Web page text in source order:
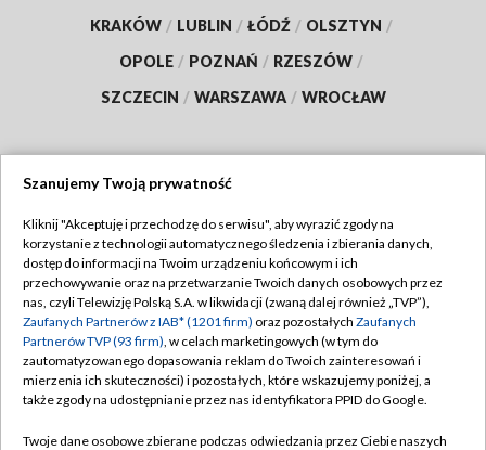
KRAKÓW / LUBLIN / ŁÓDŹ / OLSZTYN /
OPOLE / POZNAŃ / RZESZÓW /
SZCZECIN / WARSZAWA / WROCŁAW
TVP
Abonament TVP
Emisja w TVP
Centrum informacji TVP
Naziemna Telewizja Cyfrowa
Regulamin TVP
Polityka prywatności
Moje zgody
Pomoc
Szanujemy Twoją prywatność
Kliknij "Akceptuję i przechodzę do serwisu", aby wyrazić zgody na
korzystanie z technologii automatycznego śledzenia i zbierania danych,
dostęp do informacji na Twoim urządzeniu końcowym i ich
przechowywanie oraz na przetwarzanie Twoich danych osobowych przez
nas, czyli Telewizję Polską S.A. w likwidacji (zwaną dalej również „TVP”),
Zaufanych Partnerów z IAB* (1201 firm) oraz pozostałych Zaufanych
Partnerów TVP (93 firm), w celach marketingowych (w tym do
zautomatyzowanego dopasowania reklam do Twoich zainteresowań i
mierzenia ich skuteczności) i pozostałych, które wskazujemy poniżej, a
także zgody na udostępnianie przez nas identyfikatora PPID do Google.
Twoje dane osobowe zbierane podczas odwiedzania przez Ciebie naszych